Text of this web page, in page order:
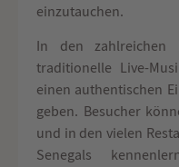
einzutauchen.
In den
traditionelle Live-
einen authentischen
geben. Besucher
und in den vielen
Senegals